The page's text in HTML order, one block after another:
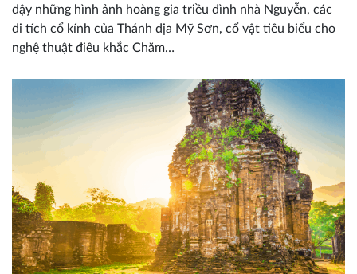
dậy những hình ảnh hoàng gia triều đình nhà Nguyễn, các
di tích cổ kính của Thánh địa Mỹ Sơn, cổ vật tiêu biểu cho
nghệ thuật điêu khắc Chăm…